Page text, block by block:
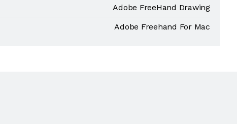
Adobe FreeHand Drawing
Adobe Freehand For Mac